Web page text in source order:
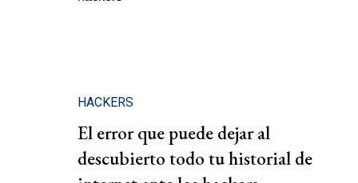
HACKERS
El error que puede dejar al
descubierto todo tu historial de